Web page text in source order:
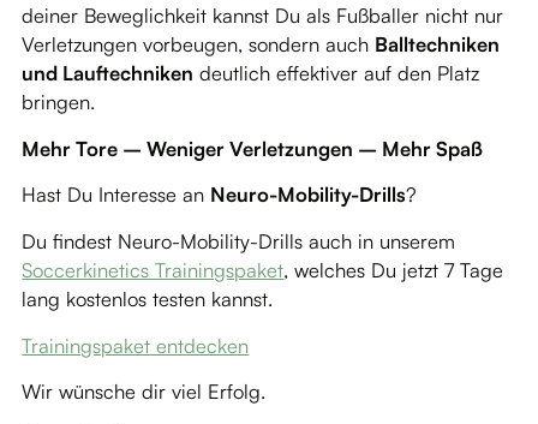
deiner Beweglichkeit kannst Du als Fußballer nicht nur
Verletzungen vorbeugen, sondern auch Balltechniken
und Lauftechniken deutlich effektiver auf den Platz
bringen.
Mehr Tore – Weniger Verletzungen – Mehr Spaß
Hast Du Interesse an Neuro-Mobility-Drills?
Du findest Neuro-Mobility-Drills auch in unserem
Soccerkinetics Trainingspaket, welches Du jetzt 7 Tage
lang kostenlos testen kannst.
Trainingspaket entdecken
Wir wünsche dir viel Erfolg.